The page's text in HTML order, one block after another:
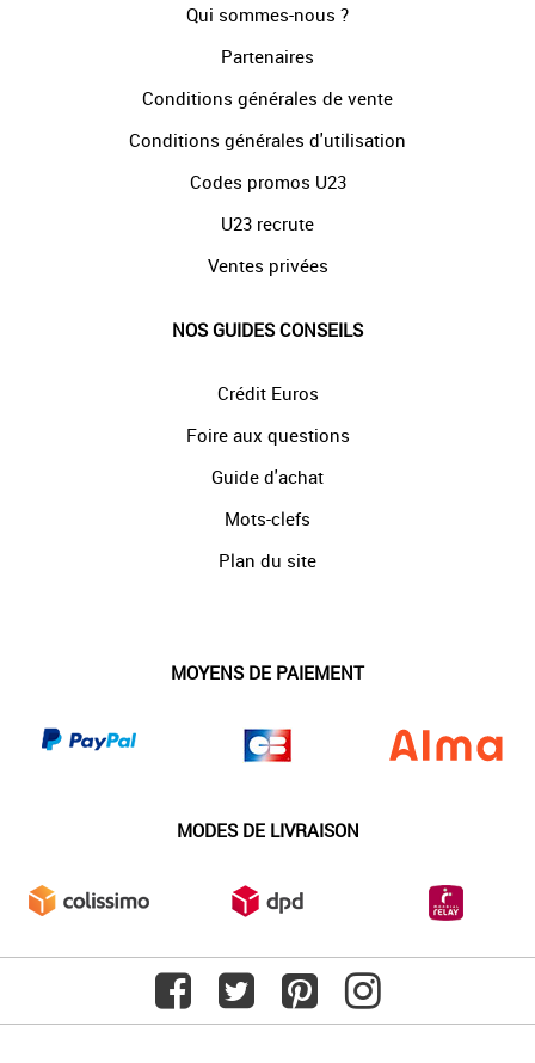
Qui sommes-nous ?
Partenaires
Conditions générales de vente
Conditions générales d'utilisation
Codes promos U23
U23 recrute
Ventes privées
NOS GUIDES CONSEILS
Crédit Euros
Foire aux questions
Guide d'achat
Mots-clefs
Plan du site
MOYENS DE PAIEMENT
MODES DE LIVRAISON